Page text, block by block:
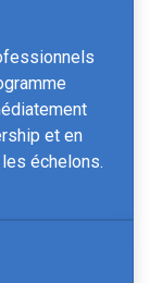
et en
échelons.